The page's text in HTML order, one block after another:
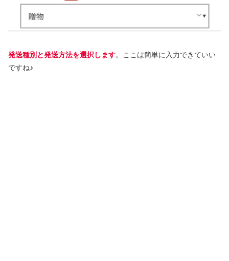
発送種別と発送方法を選択します。ここは簡単に入力できていい
ですね♪